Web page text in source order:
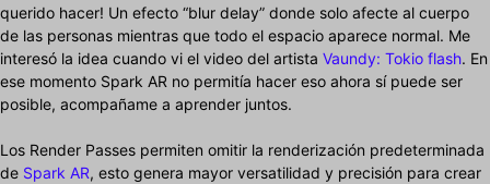
querido hacer! Un efecto “blur delay” donde solo afecte al cuerpo
de las personas mientras que todo el espacio aparece normal. Me
interesó la idea cuando vi el video del artista Vaundy: Tokio flash. En
ese momento Spark AR no permitía hacer eso ahora sí puede ser
posible, acompañame a aprender juntos.
Los Render Passes permiten omitir la renderización predeterminada
de Spark AR, esto genera mayor versatilidad y precisión para crear